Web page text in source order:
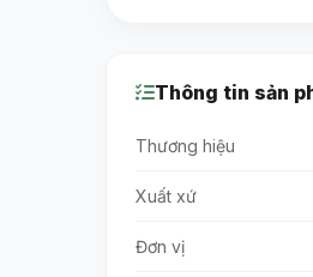
Thông tin sản
Thương hiệu
Xuất xứ
Đơn vị